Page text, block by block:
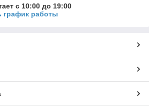
с 10:00 до 19:00
график работы